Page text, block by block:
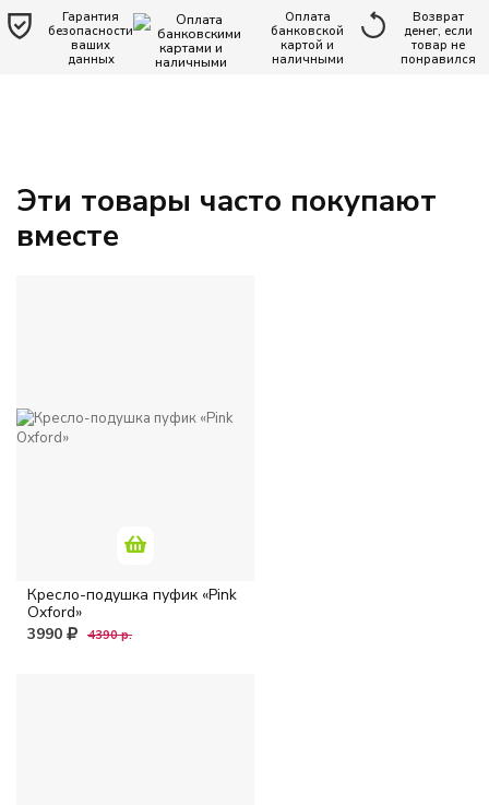
Зеленый
Желтый
Красный
Однотонный
Серый
Фиолетовый
Черный
Гарантия
безопасности
ваших
данных
Оплата
банковской
картой и
наличными
Возврат
денег, если
товар не
понравился
Эти товары часто покупают
вместе
Кресло-подушка пуфик «Pink
Oxford»
3990
4390 р.